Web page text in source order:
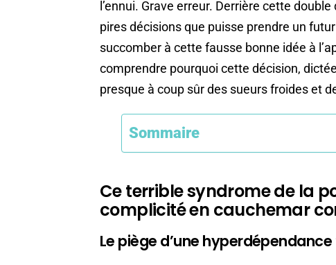
l’ennui. Grave erreur. Derrière cette
pires décisions que puisse prendre un
succomber à cette fausse bonne idée à
comprendre pourquoi cette décision,
presque à coup sûr des sueurs froides et
Sommaire
Ce terrible syndrome de la
complicité en cauchemar
Le piège d’une